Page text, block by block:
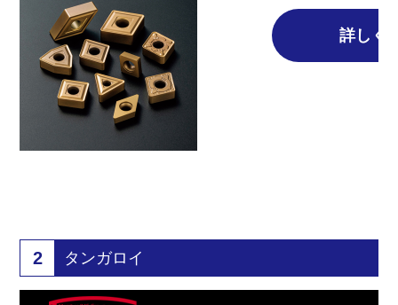
詳しく
2 タンガロイ